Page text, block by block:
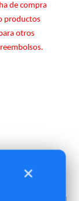
de compra
productos
otros
×